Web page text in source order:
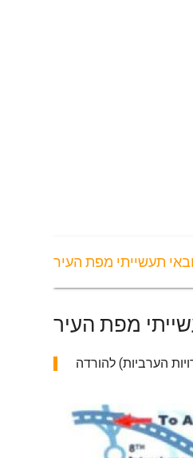
תעשייתי מפת העיר
מפת העיר